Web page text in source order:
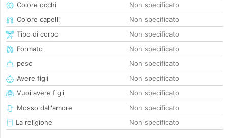
Colore occhi
Non specificato
Colore capelli
Non specificato
Tipo di corpo
Non specificato
Formato
Non specificato
peso
Non specificato
Avere figli
Non specificato
Vuoi avere figli
Non specificato
Mosso dall'amore
Non specificato
La religione
Non specificato